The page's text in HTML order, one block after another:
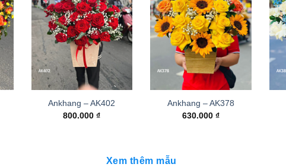
Ankhang – AK402
800.000₫
Ankhang – AK378
630.000₫
Xem thêm mẫu